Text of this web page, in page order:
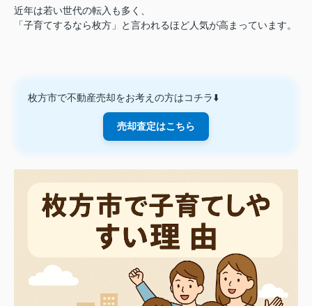
近年は若い世代の転入も多く、
「子育てするなら枚方」と言われるほど人気が高まっています。
枚方市で不動産売却をお考えの方はコチラ⬇️
売却査定はこちら